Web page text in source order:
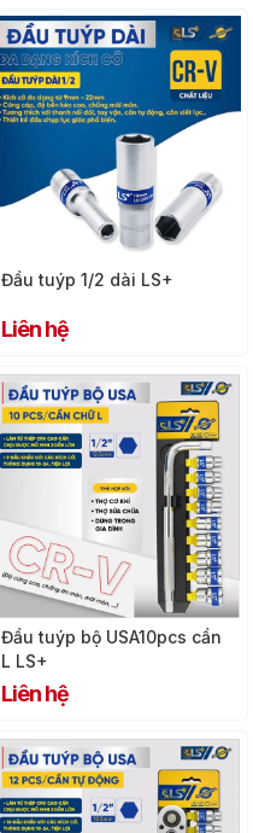
Đầu tuýp 1/2 dài LS+
Liên hệ
Đầu tuýp bộ USA10pcs cần
L LS+
Liên hệ